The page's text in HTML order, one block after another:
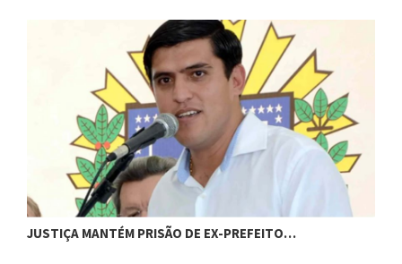
JUSTIÇA MANTÉM PRISÃO DE EX-PREFEITO…